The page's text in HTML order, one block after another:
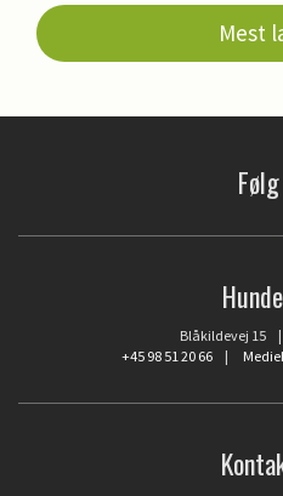
Mest
Blåkildevej 15
+45 98 51 20 66|